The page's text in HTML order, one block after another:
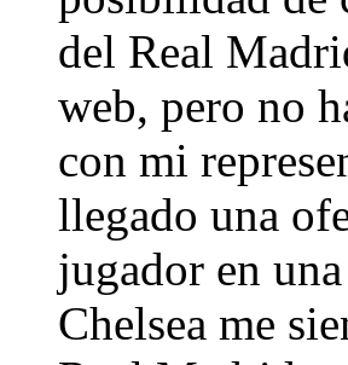
del Real
web, pero no
con mi
llegado una
jugador en
Chelsea me